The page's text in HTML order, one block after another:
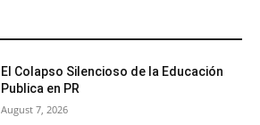
El Colapso Silencioso de la Educación
Publica en PR
August 7, 2026